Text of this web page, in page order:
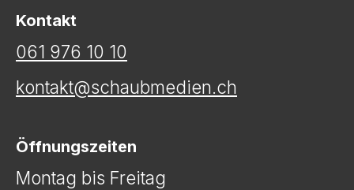
Kontakt
061 976 10 10
kontakt@schaubmedien.ch
Öffnungszeiten
Montag bis Freitag